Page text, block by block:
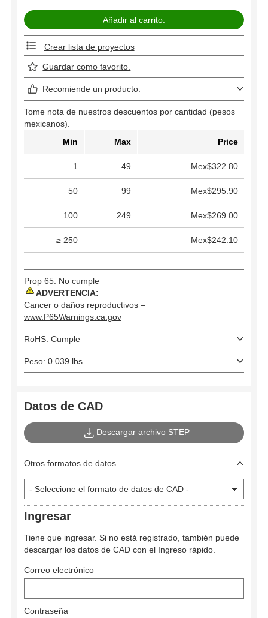
Crear lista de proyectos
Guardar como favorito.
Recomiende un producto.
Tome nota de nuestros descuentos por cantidad (pesos
mexicanos).
Min
Max Price
1 49 Mex$322.80
50 99 Mex$295.90
100 249 Mex$269.00
≥ 250 Mex$242.10
Prop 65: No cumple
ADVERTENCIA:
Cancer o daños reproductivos –
www.P65Warnings.ca.gov
RoHS: Cumple
Peso: 0.039 lbs
Datos de CAD
Descargar archivo STEP
Otros formatos de datos
Ingresar
Tiene que ingresar. Si no está registrado, también puede
descargar los datos de CAD con el Ingreso rápido.
Correo electrónico
Contraseña